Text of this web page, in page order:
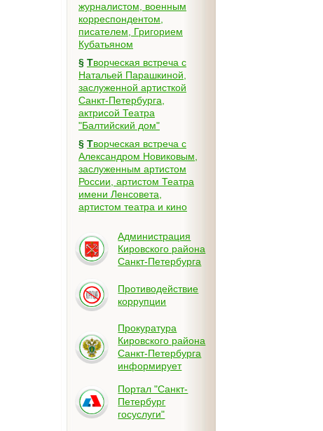
журналистом, военным
корреспондентом,
писателем, Григорием
Кубатьяном
§ Творческая встреча с
Натальей Парашкиной,
заслуженной артисткой
Санкт-Петербурга,
актрисой Театра
"Балтийский дом"
§ Творческая встреча с
Александром Новиковым,
заслуженным артистом
России, артистом Театра
имени Ленсовета,
артистом театра и кино
Администрация
Кировского района
Санкт-Петербурга
Противодействие
коррупции
Прокуратура
Кировского района
Санкт-Петербурга
информирует
Портал "Санкт-
Петербург
госуслуги"